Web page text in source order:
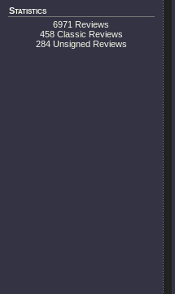
Statistics
6971 Reviews
458 Classic Reviews
284 Unsigned Reviews